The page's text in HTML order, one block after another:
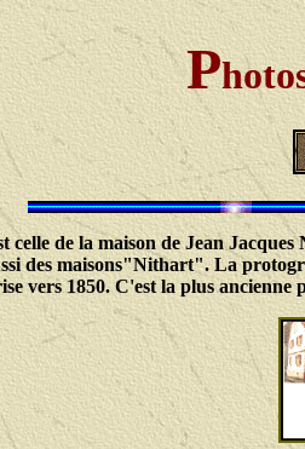
P
celle de la maison de Jean
des maisons"Nithart". La
vers 1850. C'est la plus ancienne